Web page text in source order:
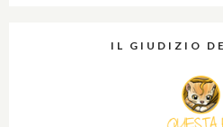
IL GIUDIZIO